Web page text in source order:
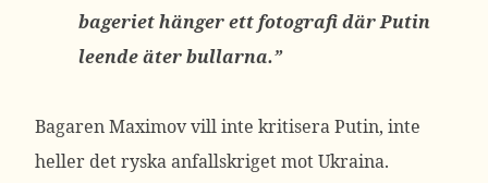
bageriet hänger ett fotografi där Putin
leende äter bullarna.”
Bagaren Maximov vill inte kritisera Putin, inte
heller det ryska anfallskriget mot Ukraina.